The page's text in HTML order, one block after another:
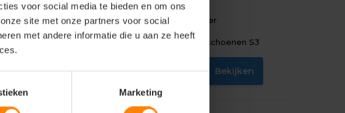
voor social media te bieden en om ons
site met onze partners voor social
met andere informatie die u aan ze heeft
Marketing
Werkschoenen S3
Bekijken
Materiaal: 100% Leer
Fit: Laag Model
Eigenschap: Werkschoenen S3
102,65 Bekijken